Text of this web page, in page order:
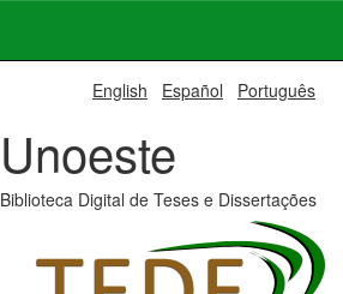
English Español Português
Unoeste
Biblioteca Digital de Teses e Dissertações